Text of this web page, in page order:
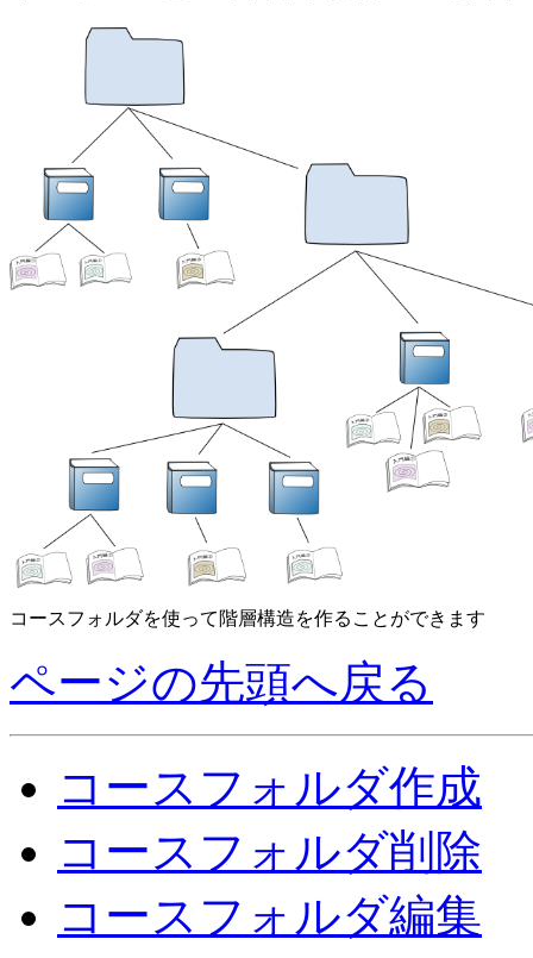
コースフォルダを使って階層構造を作ることができます
ページの先頭へ戻る
コースフォルダ作成
コースフォルダ削除
コースフォルダ編集